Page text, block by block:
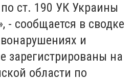
ст. 190 УК Украины
- сообщается в сводке
и
зарегистрированы на
области по